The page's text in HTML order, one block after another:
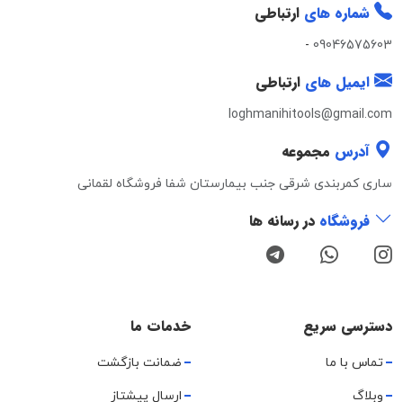
شماره های ارتباطی
09046575603
-
ایمیل های ارتباطی
loghmanihitools@gmail.com
آدرس مجموعه
ساری کمربندی شرقی جنب بیمارستان شفا فروشگاه لقمانی
فروشگاه در رسانه ها
دسترسی سریع
تماس با ما
وبلاگ
خدمات ما
ضمانت بازگشت
ارسال پیشتاز